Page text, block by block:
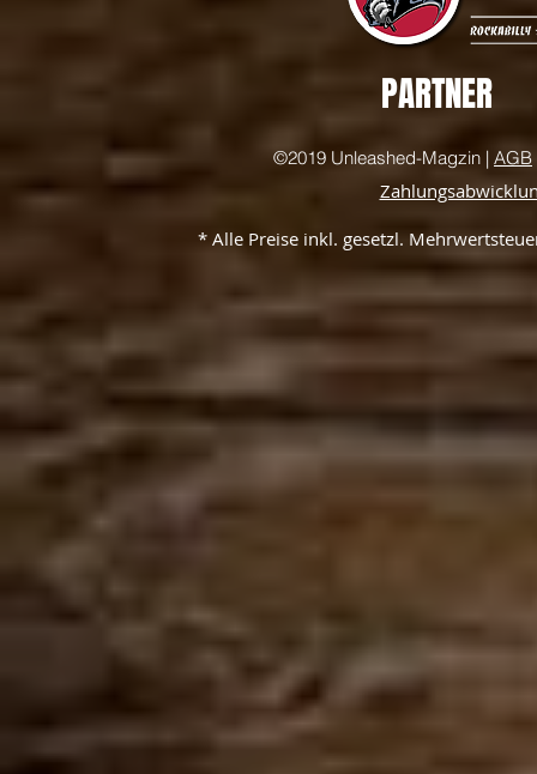
PARTNER
©2019 Unleashed-Magzin | AGB
* Alle Preise inkl. gesetzl.